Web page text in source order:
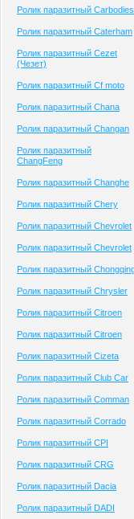
Ролик паразитный Carbodies
Ролик паразитный Caterham
Ролик паразитный Cezet
(Чезет)
Ролик паразитный Cf moto
Ролик паразитный Chana
Ролик паразитный Changan
Ролик паразитный
ChangFeng
Ролик паразитный Changhe
Ролик паразитный Chery
Ролик паразитный Chevrolet
Ролик паразитный Chevrolet
Ролик паразитный
Ролик паразитный Chrysler
Ролик паразитный Citroen
Ролик паразитный Citroen
Ролик паразитный Cizeta
Ролик паразитный Club Сar
Ролик паразитный Comman
Ролик паразитный Corrado
Ролик паразитный CPI
Ролик паразитный CRG
Ролик паразитный Dacia
Ролик паразитный DADI